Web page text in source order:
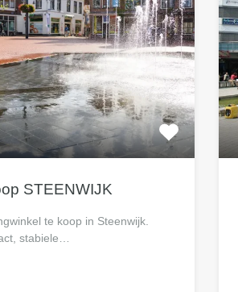
STEENWIJK
te koop in Steenwijk.
stabiele…